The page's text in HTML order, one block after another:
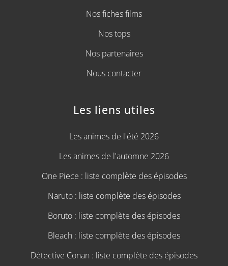
Nos fiches films
Nos tops
Nos partenaires
Nous contacter
Les liens utiles
Les animes de l'été 2026
Les animes de l'automne 2026
One Piece : liste complète des épisodes
Naruto : liste complète des épisodes
Boruto : liste complète des épisodes
Bleach : liste complète des épisodes
Détective Conan : liste complète des épisodes